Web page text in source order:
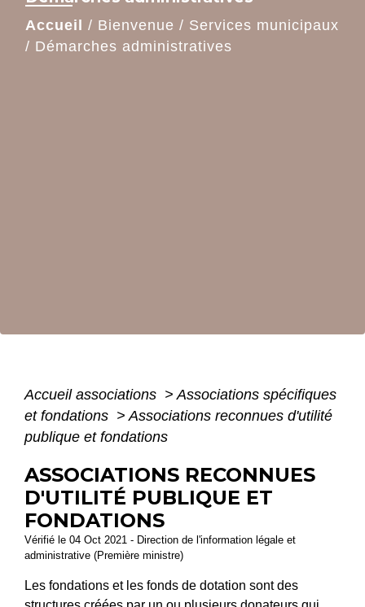
Accueil / Bienvenue / Services municipaux
/ Démarches administratives
Accueil associations > Associations spécifiques
et fondations > Associations reconnues d'utilité
publique et fondations
ASSOCIATIONS RECONNUES
D'UTILITÉ PUBLIQUE ET
FONDATIONS
Vérifié le 04 Oct 2021 - Direction de l'information légale et
administrative (Première ministre)
Les fondations et les fonds de dotation sont des